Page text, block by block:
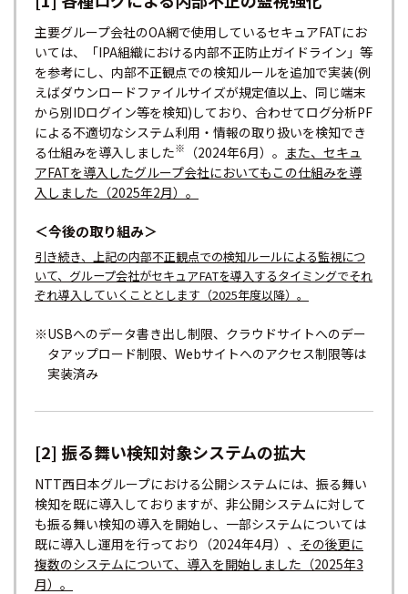
主要グループ会社のOA網で使用しているセキュアFATにお
いては、「IPA組織における内部不正防止ガイドライン」等
を参考にし、内部不正観点での検知ルールを追加で実装(例
えばダウンロードファイルサイズが規定値以上、同じ端末
から別IDログイン等を検知)しており、合わせてログ分析PF
による不適切なシステム利用・情報の取り扱いを検知でき
る仕組みを導入しました※ （2024年6月）。 また、セキュ
アFATを導入したグループ会社においてもこの仕組みを導
入しました（2025年2月）。
＜今後の取り組み＞
引き続き、上記の内部不正観点での検知ルールによる監視につ
いて、グループ会社がセキュアFATを導入するタイミングでそれ
ぞれ導入していくこととします（2025年度以降）。
※USBへのデータ書き出し制限、クラウドサイトへのデー
タアップロード制限、Webサイトへのアクセス制限等は
実装済み
[2] 振る舞い検知対象システムの拡大
NTT西日本グループにおける公開システムには、振る舞い
検知を既に導入しておりますが、非公開システムに対して
も振る舞い検知の導入を開始し、一部システムについては
既に導入し運用を行っており（2024年4月）、 その後更に
複数のシステムについて、導入を開始しました（2025年3
月）。